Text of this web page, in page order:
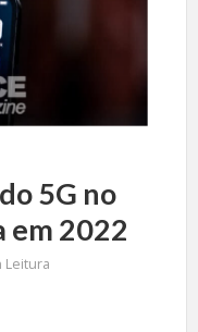
5G no
em 2022
Leitura